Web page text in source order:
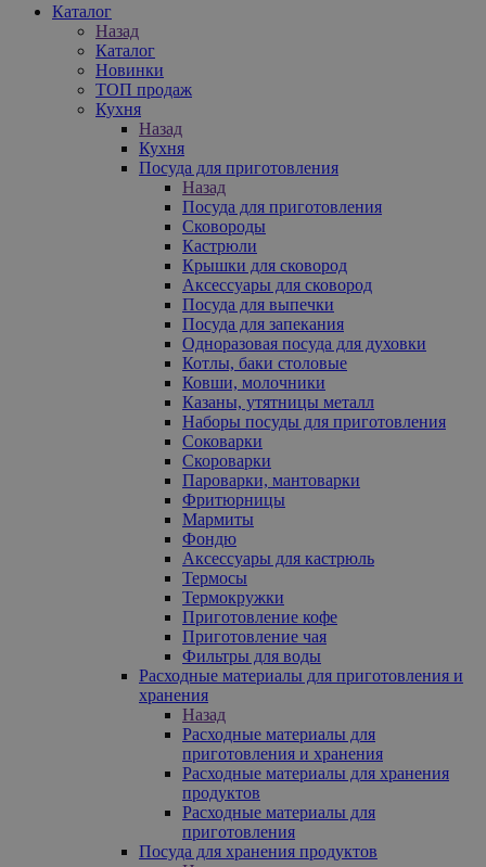
Каталог
Назад
Каталог
Новинки
ТОП продаж
Кухня
Назад
Кухня
Посуда для приготовления
Назад
Посуда для приготовления
Сковороды
Кастрюли
Крышки для сковород
Аксессуары для сковород
Посуда для выпечки
Посуда для запекания
Одноразовая посуда для духовки
Котлы, баки столовые
Ковши, молочники
Казаны, утятницы металл
Наборы посуды для приготовления
Соковарки
Скороварки
Пароварки, мантоварки
Фритюрницы
Мармиты
Фондю
Аксессуары для кастрюль
Термосы
Термокружки
Приготовление кофе
Приготовление чая
Фильтры для воды
Расходные материалы для приготовления и
хранения
Назад
Расходные материалы для
приготовления и хранения
Расходные материалы для хранения
продуктов
Расходные материалы для
приготовления
Посуда для хранения продуктов